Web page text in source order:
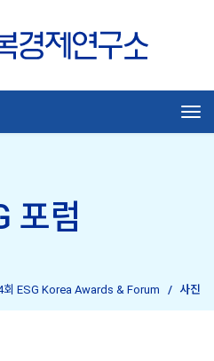
포럼
회 ESG Korea Awards & Forum 사진